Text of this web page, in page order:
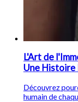
L'Art de
Une Histoire
Découvrez
humain de